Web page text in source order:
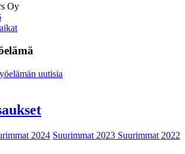
Oy
uutisia
2024 Suurimmat 2023 Suurimmat 2022